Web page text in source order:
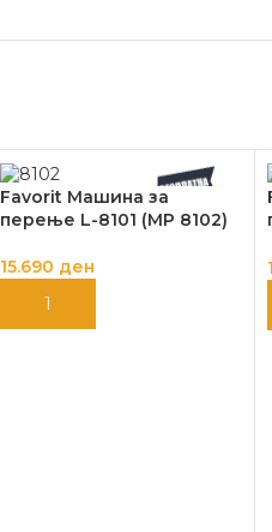
Favorit Машина за
перење L-8101 (MP 8102)
15.690 ден
ДОДАЈ ВО КОШНИЦА